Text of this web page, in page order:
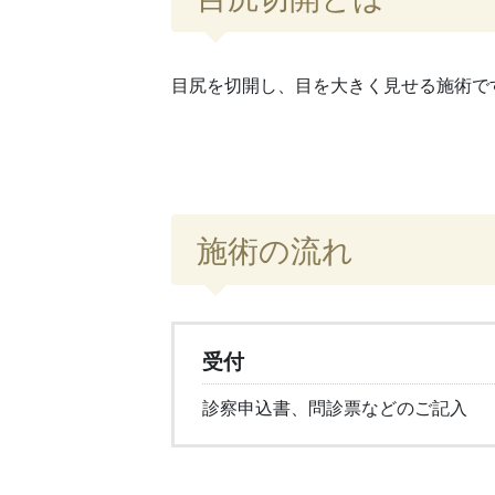
目尻を切開し、目を大きく見せる施術で
施術の流れ
受付
診察申込書、問診票などのご記入